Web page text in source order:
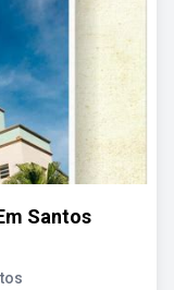
Santos